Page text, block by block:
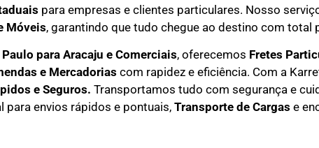
para empresas e clientes particulares. Nosso
Móveis, garantindo que tudo chegue ao destino com total
para Aracaju e Comerciais, oferecemos Fretes
e Mercadorias com rapidez e eficiência. Com a
e Seguros. Transportamos tudo com segurança e
para envios rápidos e pontuais, Transporte de Cargas e